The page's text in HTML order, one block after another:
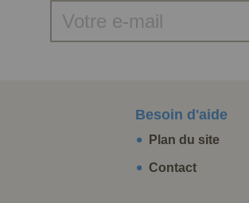
Besoin d'aide
Plan du site
Contact